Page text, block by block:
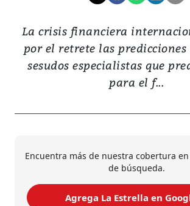
La crisis financiera
por el retrete las predicciones
sesudos especialistas que
para el f...
Encuentra más de nuestra cobertura
de búsqueda.
Agrega La Estrella en